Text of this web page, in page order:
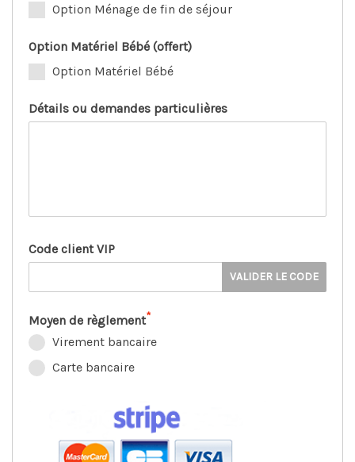
Option Ménage de fin de séjour
Option Matériel Bébé (offert)
Option Matériel Bébé
Détails ou demandes particulières
Code client VIP
VALIDER LE CODE
Moyen de règlement*
Virement bancaire
Carte bancaire